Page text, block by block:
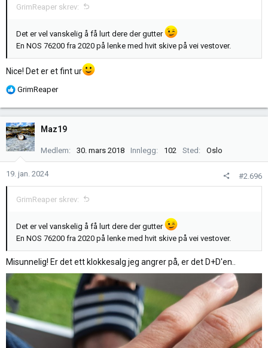
:
GrimReaper skrev:
Det er vel vanskelig å få lurt dere der gutter
En NOS 76200 fra 2020 på lenke med hvit skive på vei vestover.
Nice! Det er et fint ur
R
k
s
j
n
e
r
GrimReaper
Maz19
Medlem 30. mars 2018 Innlegg 102 Sted Oslo
19. jan. 2024 #2.696
GrimReaper skrev:
Det er vel vanskelig å få lurt dere der gutter
En NOS 76200 fra 2020 på lenke med hvit skive på vei vestover.
Misunnelig! Er det ett klokkesalg jeg angrer på, er det D+D'en..